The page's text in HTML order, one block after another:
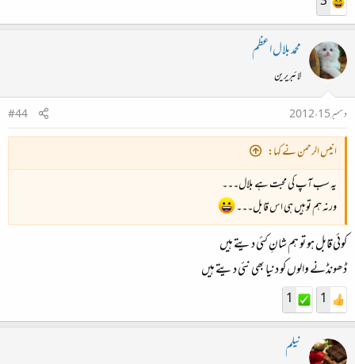
۔
۔​
محمد بلال اعظم
لائبریرین
دسمبر 15، 2012
#44
انیس الرحمن نے کہا:
یہ سب آپ کی محبت ہے بلال۔۔۔
ورنہ ہم تو ہیں ہی اس قابل۔۔۔
کوئی قابل ہو تو ہم شانِ کئی دیتے ہیں
ڈھونڈنے والوں کو دنیا بھی نئی دیتے ہیں
1
1
نیلم